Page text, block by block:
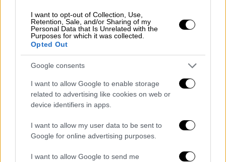
I want to opt-out of Collection, Use,
Retention, Sale, and/or Sharing of my
Personal Data that Is Unrelated with the
Purposes for which it was collected.
Opted Out
Google consents
I want to allow Google to enable storage
related to advertising like cookies on web or
device identifiers in apps.
I want to allow my user data to be sent to
Google for online advertising purposes.
I want to allow Google to send me
Κόσμος|11.01.2026 12:32
Συρία: Απομακρύνθηκαν από το Χαλέπι
400 Κούρδοι μαχητές - 300 συλλήψεις
περισσότερους από 400 Κούρδους μαχητές
από τη συνοικία Σέιχ Μάκσουντ στο Χαλέπι